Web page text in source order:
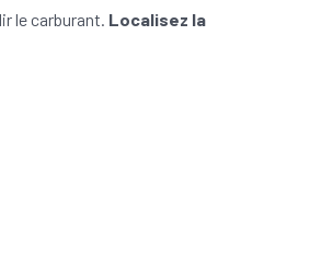
le carburant. Localisez la